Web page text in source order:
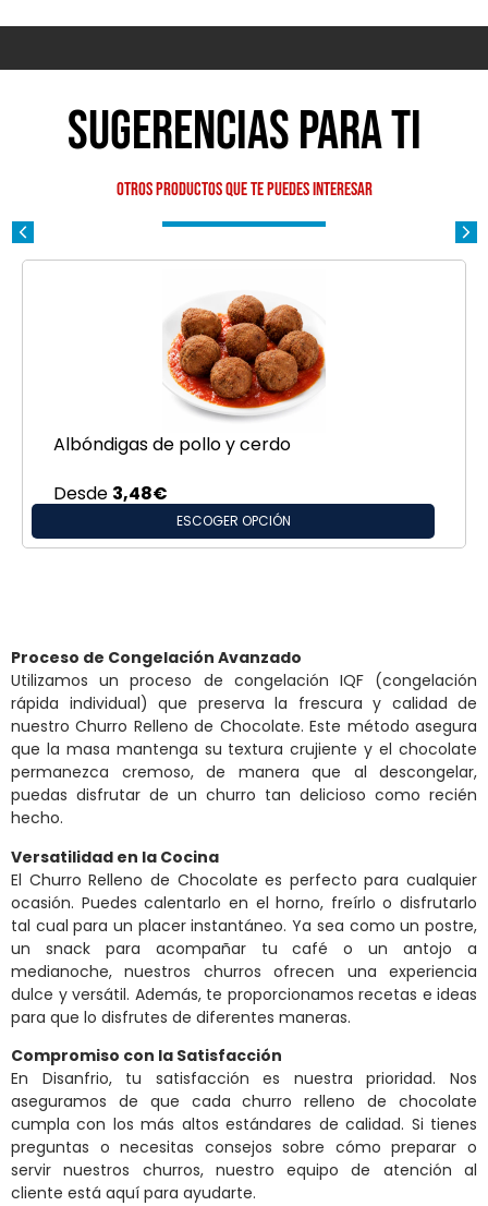
Sugerencias para ti
Otros productos que te puedes interesar
Albóndigas de pollo y cerdo
Desde 3,48€
ESCOGER OPCIÓN
Proceso de Congelación Avanzado
Utilizamos un proceso de congelación IQF (congelación
rápida individual) que preserva la frescura y calidad de
nuestro Churro Relleno de Chocolate. Este método asegura
que la masa mantenga su textura crujiente y el chocolate
permanezca cremoso, de manera que al descongelar,
puedas disfrutar de un churro tan delicioso como recién
hecho.
Versatilidad en la Cocina
El Churro Relleno de Chocolate es perfecto para cualquier
ocasión. Puedes calentarlo en el horno, freírlo o disfrutarlo
tal cual para un placer instantáneo. Ya sea como un postre,
un snack para acompañar tu café o un antojo a
medianoche, nuestros churros ofrecen una experiencia
dulce y versátil. Además, te proporcionamos recetas e ideas
para que lo disfrutes de diferentes maneras.
Compromiso con la Satisfacción
En Disanfrio, tu satisfacción es nuestra prioridad. Nos
aseguramos de que cada churro relleno de chocolate
cumpla con los más altos estándares de calidad. Si tienes
preguntas o necesitas consejos sobre cómo preparar o
servir nuestros churros, nuestro equipo de atención al
cliente está aquí para ayudarte.